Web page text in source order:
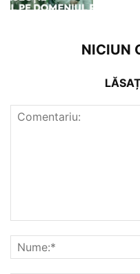
NICIUN